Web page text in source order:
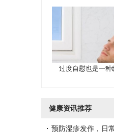
过度自慰也是一种
健康资讯推荐
预防湿疹发作，日